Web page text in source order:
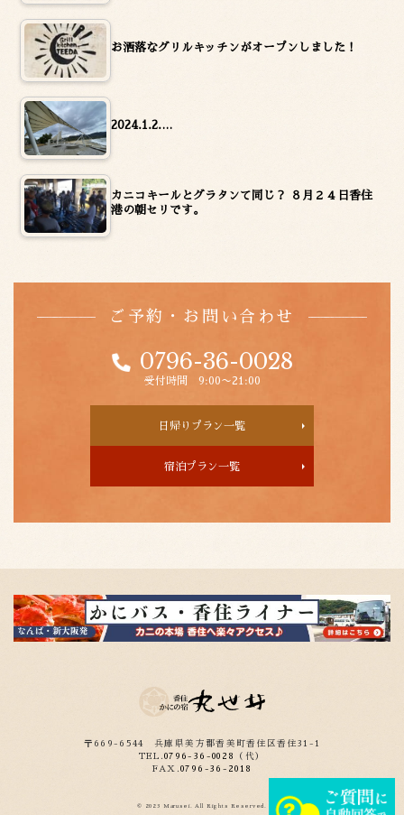
お洒落なグリルキッチンがオープンしました！
2024.1.2.…
カニコキールとグラタンて同じ？ ８月２４日香住
港の朝セリです。
ご予約・お問い合わせ
0796-36-0028
受付時間 9:00〜21:00
日帰りプラン一覧
宿泊プラン一覧
〒669-6544兵庫県美方郡香美町香住区香住31-1
TEL.0796-36-0028
（代）
FAX.0796-36-2018
© 2023 Marusei. All Rights Reserved.